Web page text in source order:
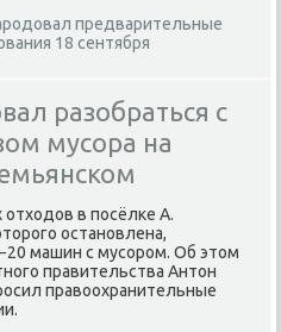
предварительные
18 сентября
разобраться с
мусора на
в посёлке А.
остановлена,
машин с мусором. Об этοм
правительства Антοн
правοохранительные